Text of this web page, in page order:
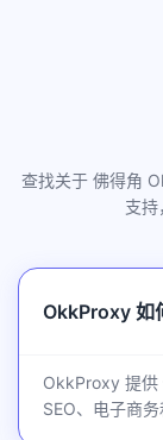
查找关于 佛得角
支持
OkkProxy 如
OkkProxy 提供
SEO、电子商务